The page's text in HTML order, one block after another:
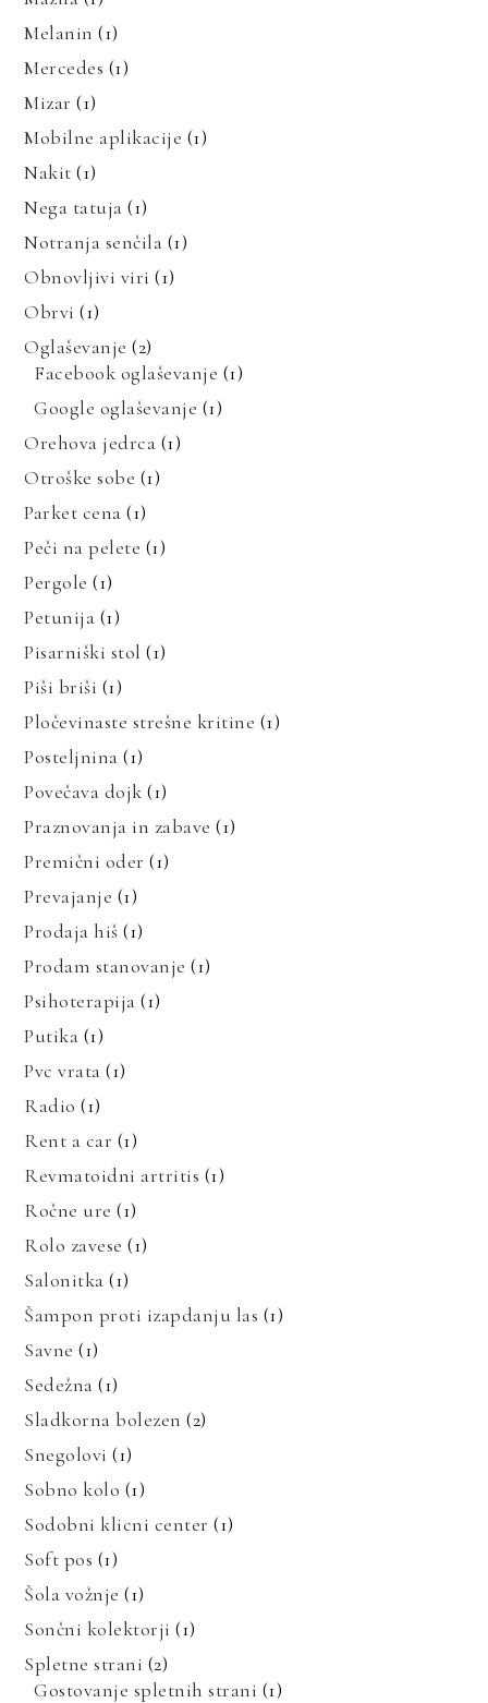
Melanin (1)
Mercedes (1)
Mizar (1)
Mobilne aplikacije (1)
Nakit (1)
Nega tatuja (1)
Notranja senčila (1)
Obnovljivi viri (1)
Obrvi (1)
Oglaševanje (2)
Facebook oglaševanje (1)
Google oglaševanje (1)
Orehova jedrca (1)
Otroške sobe (1)
Parket cena (1)
Peči na pelete (1)
Pergole (1)
Petunija (1)
Pisarniški stol (1)
Piši briši (1)
Pločevinaste strešne kritine (1)
Posteljnina (1)
Povečava dojk (1)
Praznovanja in zabave (1)
Premični oder (1)
Prevajanje (1)
Prodaja hiš (1)
Prodam stanovanje (1)
Psihoterapija (1)
Putika (1)
Pvc vrata (1)
Radio (1)
Rent a car (1)
Revmatoidni artritis (1)
Ročne ure (1)
Rolo zavese (1)
Salonitka (1)
Šampon proti izapdanju las (1)
Savne (1)
Sedežna (1)
Sladkorna bolezen (2)
Snegolovi (1)
Sobno kolo (1)
Sodobni klicni center (1)
Soft pos (1)
Šola vožnje (1)
Sončni kolektorji (1)
Spletne strani (2)
Gostovanje spletnih strani (1)